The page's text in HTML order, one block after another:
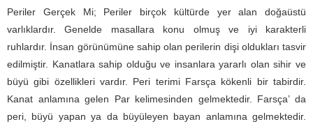
Periler Gerçek Mi; Periler birçok kültürde yer alan doğaüstü
varlıklardır. Genelde masallara konu olmuş ve iyi karakterli
ruhlardır. İnsan görünümüne sahip olan perilerin dişi oldukları tasvir
edilmiştir. Kanatlara sahip olduğu ve insanlara yararlı olan sihir ve
büyü gibi özellikleri vardır. Peri terimi Farsça kökenli bir tabirdir.
Kanat anlamına gelen Par kelimesinden gelmektedir. Farsça’ da
peri, büyü yapan ya da büyüleyen bayan anlamına gelmektedir.